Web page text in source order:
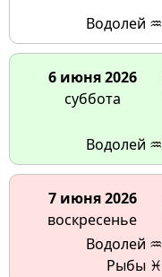
Водолей ♒
6 июня 2026
суббота
Водолей ♒
7 июня 2026
воскресенье
Водолей ♒
Рыбы ♓